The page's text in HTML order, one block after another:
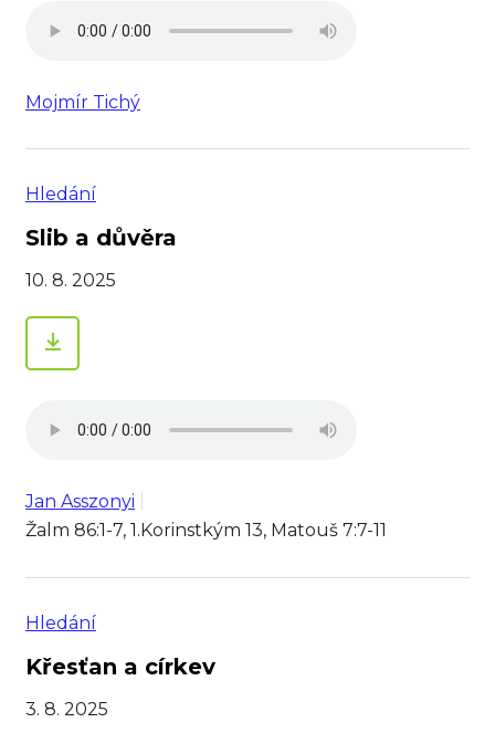
Mojmír Tichý
Hledání
Slib a důvěra
10. 8. 2025
Jan Asszonyi
Žalm 86:1-7, 1.Korinstkým 13, Matouš 7:7-11
Hledání
Křesťan a církev
3. 8. 2025